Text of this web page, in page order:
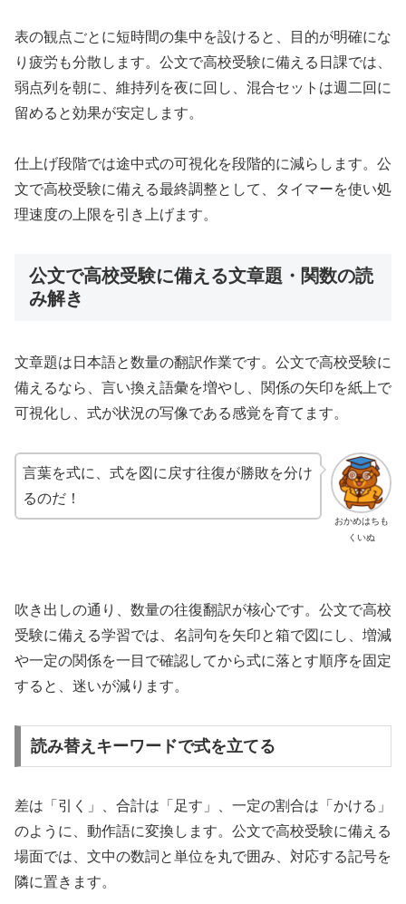
表の観点ごとに短時間の集中を設けると、目的が明確にな
り疲労も分散します。公文で高校受験に備える日課では、
弱点列を朝に、維持列を夜に回し、混合セットは週二回に
留めると効果が安定します。
仕上げ段階では途中式の可視化を段階的に減らします。公
文で高校受験に備える最終調整として、タイマーを使い処
理速度の上限を引き上げます。
公文で高校受験に備える文章題・関数の読
み解き
文章題は日本語と数量の翻訳作業です。公文で高校受験に
備えるなら、言い換え語彙を増やし、関係の矢印を紙上で
可視化し、式が状況の写像である感覚を育てます。
おかめはちも
くいぬ
言葉を式に、式を図に戻す往復が勝敗を分け
るのだ！
吹き出しの通り、数量の往復翻訳が核心です。公文で高校
受験に備える学習では、名詞句を矢印と箱で図にし、増減
や一定の関係を一目で確認してから式に落とす順序を固定
すると、迷いが減ります。
読み替えキーワードで式を立てる
差は「引く」、合計は「足す」、一定の割合は「かける」
のように、動作語に変換します。公文で高校受験に備える
場面では、文中の数詞と単位を丸で囲み、対応する記号を
隣に置きます。